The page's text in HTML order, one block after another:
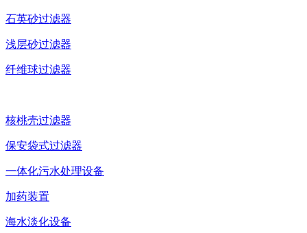
石英砂过滤器
浅层砂过滤器
纤维球过滤器
核桃壳过滤器
保安袋式过滤器
一体化污水处理设备
加药装置
海水淡化设备